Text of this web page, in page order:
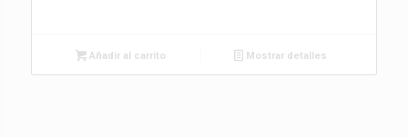
Añadir al carrito Mostrar detalles